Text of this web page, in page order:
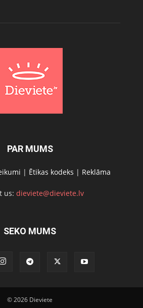
PAR MUMS
| Ētikas kodeks | Reklāma
us: dieviete@dieviete.lv
SEKO MUMS
© 2026 Dieviete